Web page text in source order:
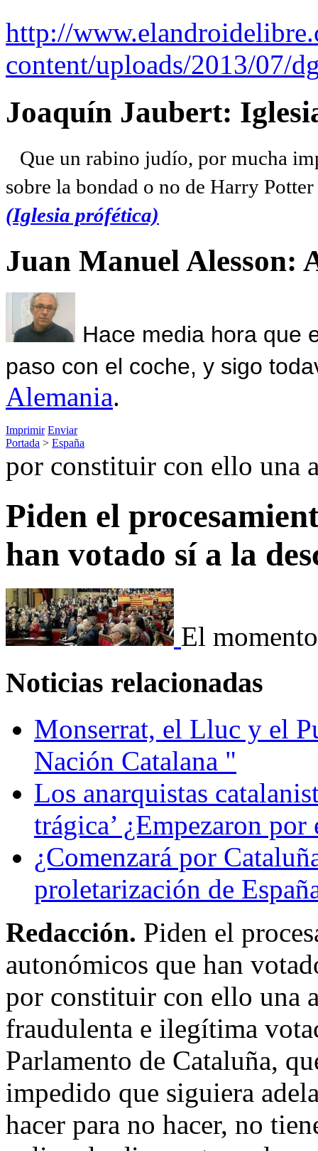
http://
content/uploads/2013/07/
Joaquín Jaubert:
Que un rabino judío, por mucha
sobre la bondad o no de Harry
(Iglesia prófética)
Juan Manuel Alesson:
Hace media hora que
paso con el coche, y sigo
Alemania.
Imprimir Enviar
Portada > España
por constituir con ello una
Piden el
han votado sí a la
El
Noticias relacionadas
Monserrat, el Lluc y el
Nación Catalana "
Los anarquistas
trágica’ ¿Empezaron por
¿Comenzará por
proletarización de
Redacción. Piden el
autonómicos que han
por constituir con ello una
fraudulenta e ilegítima
Parlamento de Cataluña,
impedido que siguiera
hacer para no hacer, no